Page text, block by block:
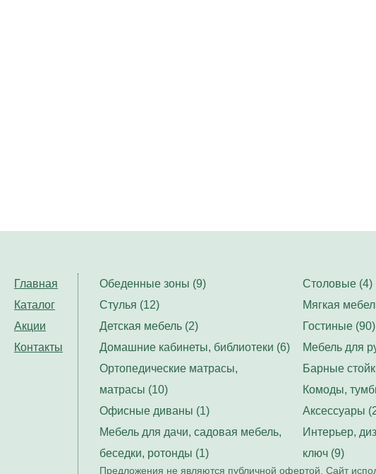
Главная
Каталог
Акции
Контакты
Обеденные зоны (9) Столовые (4)
Стулья (12)
Мягкая
Детская мебель (2)
Гостиные (90)
Домашние кабинеты, библиотеки (6)
Мебель для
Ортопедические матрасы,
матрасы (10)
Барные
Комоды,
Офисные диваны (1)
Аксессуары
Мебель для дачи, садовая мебель,
беседки, ротонды (1)
Интерьер,
ключ (9)
Предложения не являются публичной офертой. Сайт